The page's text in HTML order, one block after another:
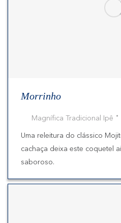
Morrinho
Magnífica Tradicional Ipê
Uma releitura do clássico
cachaça deixa este coquetel
saboroso.